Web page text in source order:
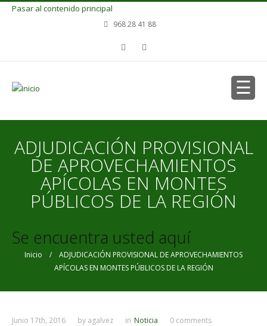
Pasar al contenido principal
968 28 41 88
ADJUDICACIÓN PROVISIONAL
DE APROVECHAMIENTOS
APÍCOLAS EN MONTES
PÚBLICOS DE LA REGIÓN
Se encuentra usted aquí
Inicio / ADJUDICACIÓN PROVISIONAL DE APROVECHAMIENTOS
APÍCOLAS EN MONTES PÚBLICOS DE LA REGIÓN
Junio 17th, 2016 by agalvez in Noticia 0 comments